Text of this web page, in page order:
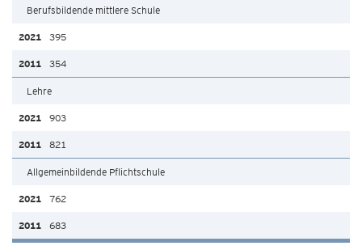
Berufsbildende mittlere Schule
395
354
Lehre
903
821
Allgemeinbildende Pflichtschule
762
683